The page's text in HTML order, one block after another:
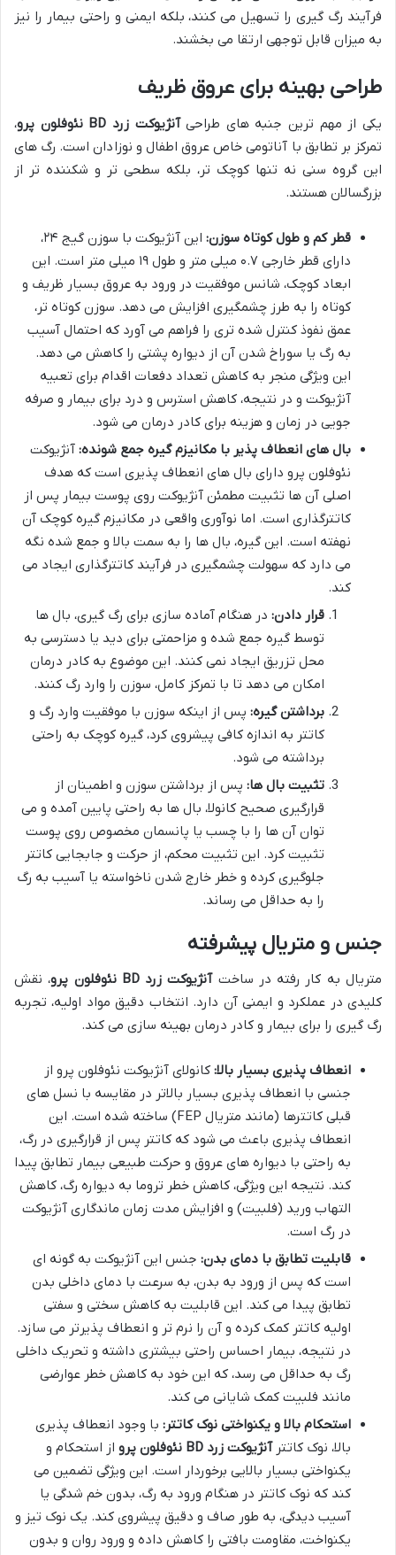
فرآیند رگ گیری را تسهیل می کنند، بلکه ایمنی و راحتی بیمار را نیز
به میزان قابل توجهی ارتقا می بخشند.
طراحی بهینه برای عروق ظریف
یکی از مهم ترین جنبه های طراحیآنژیوکت زرد BD نئوفلون پرو
،
تمرکز بر تطابق با آناتومی خاص عروق اطفال و نوزادان است. رگ های
این گروه سنی نه تنها کوچک تر، بلکه سطحی تر و شکننده تر از
بزرگسالان هستند.
قطر کم و طول کوتاه سوزن:
این آنژیوکت با سوزن گیج ۲۴،
دارای قطر خارجی ۰.۷ میلی متر و طول ۱۹ میلی متر است. این
ابعاد کوچک، شانس موفقیت در ورود به عروق بسیار ظریف و
کوتاه را به طرز چشمگیری افزایش می دهد. سوزن کوتاه تر،
عمق نفوذ کنترل شده تری را فراهم می آورد که احتمال آسیب
به رگ یا سوراخ شدن آن از دیواره پشتی را کاهش می دهد.
این ویژگی منجر به کاهش تعداد دفعات اقدام برای تعبیه
آنژیوکت و در نتیجه، کاهش استرس و درد برای بیمار و صرفه
جویی در زمان و هزینه برای کادر درمان می شود.
بال های انعطاف پذیر با مکانیزم گیره جمع شونده: آنژیوکت
نئوفلون پرو دارای بال های انعطاف پذیری است که هدف
اصلی آن ها تثبیت مطمئن آنژیوکت روی پوست بیمار پس از
کاتترگذاری است. اما نوآوری واقعی در مکانیزم گیره کوچک آن
نهفته است. این گیره، بال ها را به سمت بالا و جمع شده نگه
می دارد که سهولت چشمگیری در فرآیند کاتترگذاری ایجاد می
کند.
قرار دادن: در هنگام آماده سازی برای رگ گیری، بال ها
توسط گیره جمع شده و مزاحمتی برای دید یا دسترسی به
محل تزریق ایجاد نمی کنند. این موضوع به کادر درمان
امکان می دهد تا با تمرکز کامل، سوزن را وارد رگ کنند.
برداشتن گیره: پس از اینکه سوزن با موفقیت وارد رگ و
کاتتر به اندازه کافی پیشروی کرد، گیره کوچک به راحتی
برداشته می شود.
تثبیت بال ها: پس از برداشتن سوزن و اطمینان از
قرارگیری صحیح کانولا، بال ها به راحتی پایین آمده و می
توان آن ها را با چسب یا پانسمان مخصوص روی پوست
تثبیت کرد. این تثبیت محکم، از حرکت و جابجایی کاتتر
جلوگیری کرده و خطر خارج شدن ناخواسته یا آسیب به رگ
را به حداقل می رساند.
جنس و متریال پیشرفته
متریال به کار رفته در ساختآنژیوکت زرد BD نئوفلون پرو
، نقش
کلیدی در عملکرد و ایمنی آن دارد. انتخاب دقیق مواد اولیه، تجربه
رگ گیری را برای بیمار و کادر درمان بهینه سازی می کند.
انعطاف پذیری بسیار بالا: کانولای آنژیوکت نئوفلون پرو از
جنسی با انعطاف پذیری بسیار بالاتر در مقایسه با نسل های
قبلی کاتترها (مانند متریال FEP) ساخته شده است. این
انعطاف پذیری باعث می شود که کاتتر پس از قرارگیری در رگ،
به راحتی با دیواره های عروق و حرکت طبیعی بیمار تطابق پیدا
کند. نتیجه این ویژگی، کاهش خطر تروما به دیواره رگ، کاهش
التهاب ورید (فلبيت) و افزایش مدت زمان ماندگاری آنژیوکت
در رگ است.
قابلیت تطابق با دمای بدن: جنس این آنژیوکت به گونه ای
است که پس از ورود به بدن، به سرعت با دمای داخلی بدن
تطابق پیدا می کند. این قابلیت به کاهش سختی و سفتی
اولیه کاتتر کمک کرده و آن را نرم تر و انعطاف پذیرتر می سازد.
در نتیجه، بیمار احساس راحتی بیشتری داشته و تحریک داخلی
رگ به حداقل می رسد، که این خود به کاهش خطر عوارضی
مانند فلبيت کمک شایانی می کند.
استحکام بالا و یکنواختی نوک کاتتر: با وجود انعطاف پذیری
بالا، نوک کاتترآنژیوکت زرد BD نئوفلون پرو
از استحکام و
یکنواختی بسیار بالایی برخوردار است. این ویژگی تضمین می
کند که نوک کاتتر در هنگام ورود به رگ، بدون خم شدگی یا
آسیب دیدگی، به طور صاف و دقیق پیشروی کند. یک نوک تیز و
یکنواخت، مقاومت بافتی را کاهش داده و ورود روان و بدون